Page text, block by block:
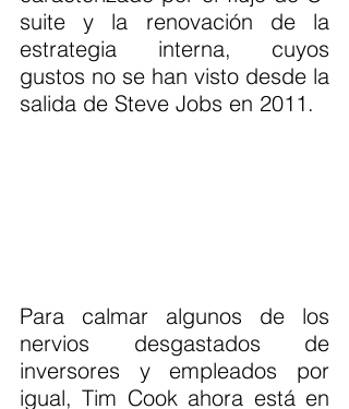
suite y la renovación de la
estrategia interna, cuyos
gustos no se han visto desde la
salida de Steve Jobs en 2011.
Para calmar algunos de los
nervios desgastados de
inversores y empleados por
igual, Tim Cook ahora está en